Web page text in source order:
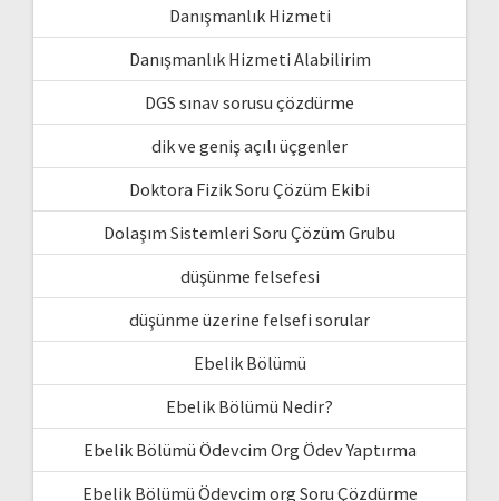
Danışmanlık Hizmeti
Danışmanlık Hizmeti Alabilirim
DGS sınav sorusu çözdürme
dik ve geniş açılı üçgenler
Doktora Fizik Soru Çözüm Ekibi
Dolaşım Sistemleri Soru Çözüm Grubu
düşünme felsefesi
düşünme üzerine felsefi sorular
Ebelik Bölümü
Ebelik Bölümü Nedir?
Ebelik Bölümü Ödevcim Org Ödev Yaptırma
Ebelik Bölümü Ödevcim org Soru Çözdürme